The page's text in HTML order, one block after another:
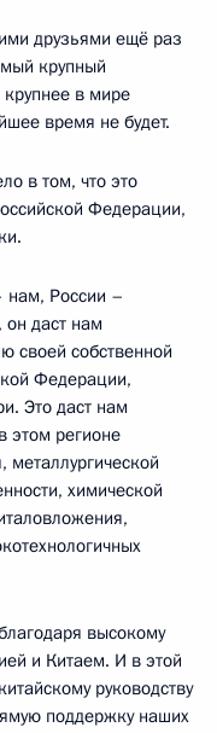
друзьями ещё раз
крупный
в мире
время не будет.
в том, что это
Федерации,
нам, России –
он даст нам
своей собственной
Федерации,
Это даст нам
этом регионе
химической
высокому
и Китаем. И в этой
руководству
поддержку наших